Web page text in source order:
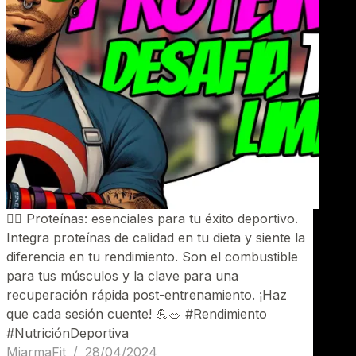
🏋️‍♂️ Proteínas: esenciales para tu éxito deportivo.
Integra proteínas de calidad en tu dieta y siente la
diferencia en tu rendimiento. Son el combustible
para tus músculos y la clave para una
recuperación rápida post-entrenamiento. ¡Haz
que cada sesión cuente! 💪🥗 #Rendimiento
#NutriciónDeportiva
MiarmaFit
28/04/2024